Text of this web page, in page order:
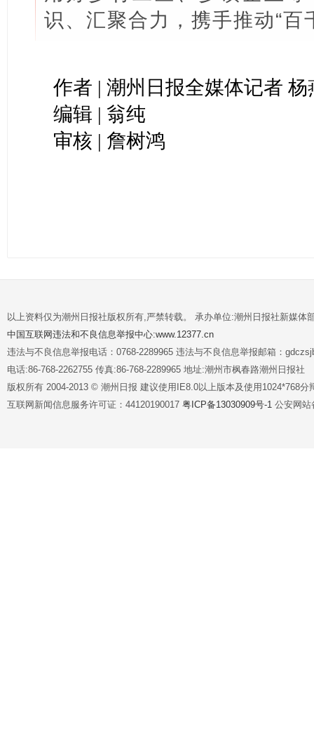
识、汇聚合力，携手推动“百
作者 | 潮州日报全媒体记者
编辑 | 翁纯
审核 | 詹树鸿
以上资料仅为潮州日报社版权所有,严禁转载。 承办单位:潮州日报社新媒体
中国互联网违法和不良信息举报中心:www.12377.cn
违法与不良信息举报电话：0768-2289965 违法与不良信息举报邮箱：
电话:86-768-2262755 传真:86-768-2289965 地址:潮州市枫春路潮州日报社
版权所有 2004-2013 © 潮州日报 建议使用IE8.0以上版本及使用1024*768分
互联网新闻信息服务许可证：44120190017 粤ICP备13030909号-1 公安网站